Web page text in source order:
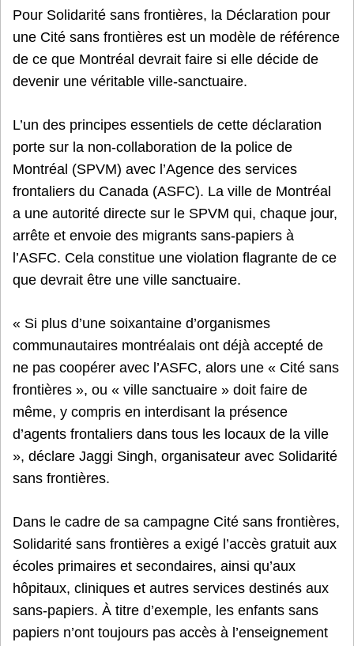
Pour Solidarité sans frontières, la Déclaration pour
une Cité sans frontières est un modèle de référence
de ce que Montréal devrait faire si elle décide de
devenir une véritable ville-sanctuaire.
L’un des principes essentiels de cette déclaration
porte sur la non-collaboration de la police de
Montréal (SPVM) avec l’Agence des services
frontaliers du Canada (ASFC). La ville de Montréal
a une autorité directe sur le SPVM qui, chaque jour,
arrête et envoie des migrants sans-papiers à
l’ASFC. Cela constitue une violation flagrante de ce
que devrait être une ville sanctuaire.
« Si plus d’une soixantaine d’organismes
communautaires montréalais ont déjà accepté de
ne pas coopérer avec l’ASFC, alors une « Cité sans
frontières », ou « ville sanctuaire » doit faire de
même, y compris en interdisant la présence
d’agents frontaliers dans tous les locaux de la ville
», déclare Jaggi Singh, organisateur avec Solidarité
sans frontières.
Dans le cadre de sa campagne Cité sans frontières,
Solidarité sans frontières a exigé l’accès gratuit aux
écoles primaires et secondaires, ainsi qu’aux
hôpitaux, cliniques et autres services destinés aux
sans-papiers. À titre d’exemple, les enfants sans
papiers n’ont toujours pas accès à l’enseignement